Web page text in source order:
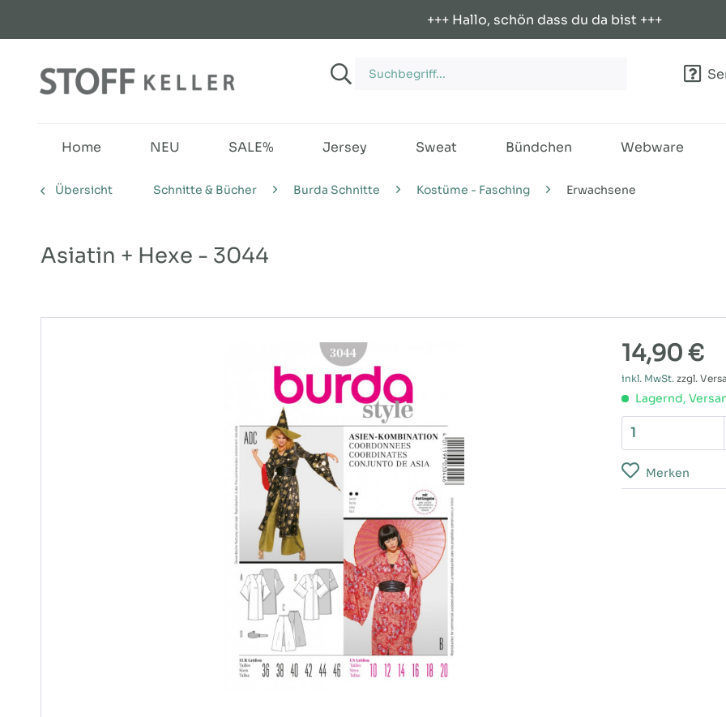
+++ Hallo, schön dass du da bist +++
Home NEU SALE% Jersey Sweat Bündchen Webware
Übersicht Schnitte & Bücher Burda Schnitte Kostüme - Fasching Erwachsene
Asiatin + Hexe - 3044
14,90 €
inkl. MwSt. zzgl.
Lagernd,
Merken